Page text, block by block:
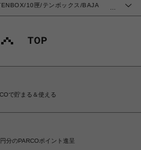
10匣/テンボックス/BAJA
で貯まる＆使える
分のPARCOポイント進呈